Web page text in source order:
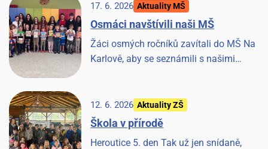
17. 6. 2026 Aktuality MŠ
Osmáci navštívili naši MŠ
Žáci osmých ročníků zavítali do MŠ Na
Karlově, aby se seznámili s našimi
12. 6. 2026 Aktuality ZŠ
Škola v přírodě
Heroutice 5. den Tak už jen snídaně,